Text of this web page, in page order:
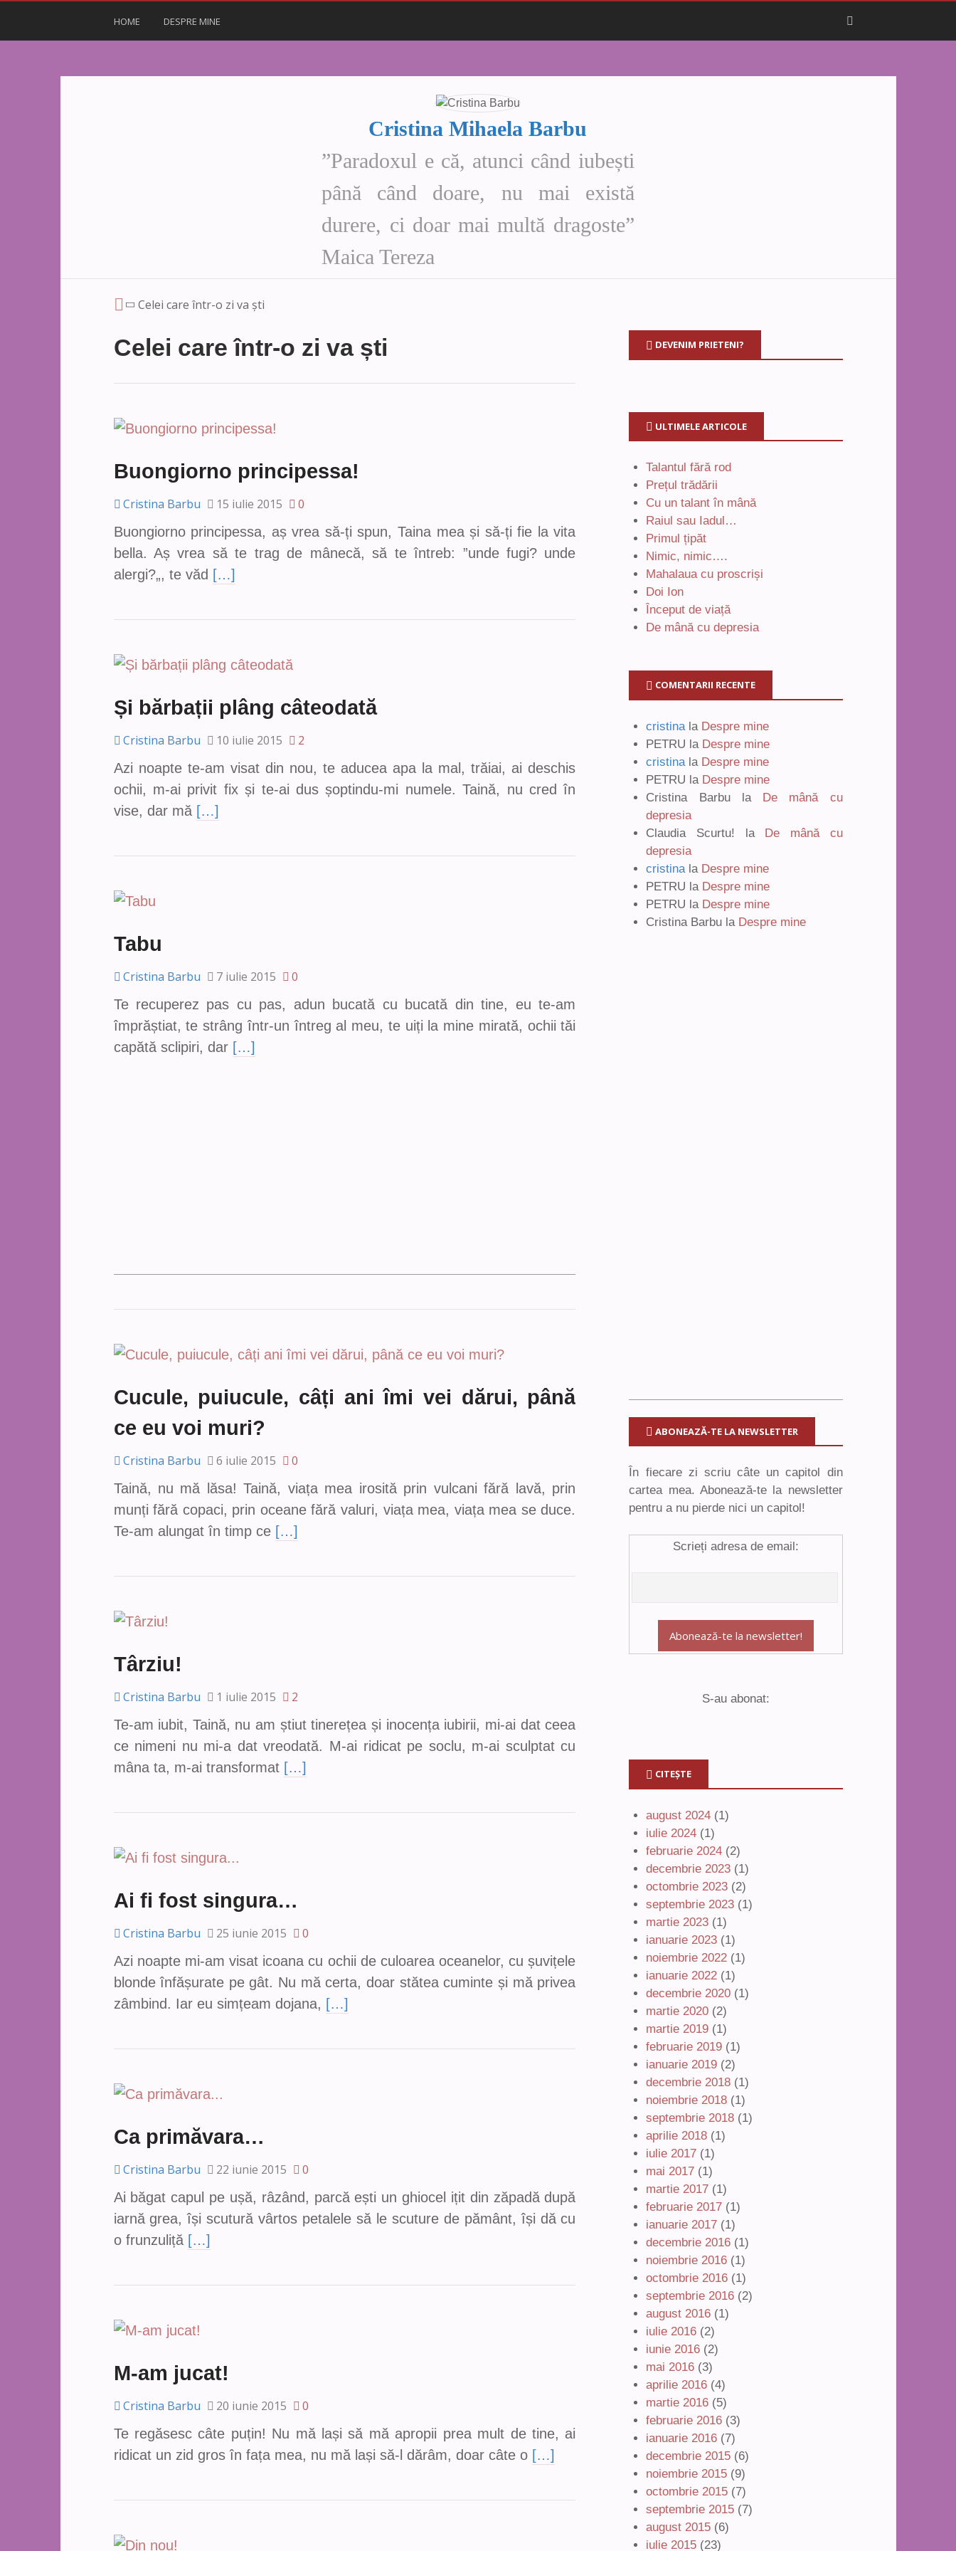
HOME DESPRE MINE
Cristina Mihaela Barbu
”Paradoxul e că, atunci când iubești
până când doare, nu mai există
durere, ci doar mai multă dragoste”
Maica Tereza
Celei care într-o zi va ști
Celei care într-o zi va ști
Buongiorno principessa!
Cristina Barbu 15 iulie 2015
0
Buongiorno principessa, aș vrea să-ți spun, Taina mea și să-ți fie la vita
bella. Aș vrea să te trag de mânecă, să te întreb: ”unde fugi? unde
alergi?„, te văd […]
Și bărbații plâng câteodată
Cristina Barbu 10 iulie 2015
2
Azi noapte te-am visat din nou, te aducea apa la mal, trăiai, ai deschis
ochii, m-ai privit fix și te-ai dus șoptindu-mi numele. Taină, nu cred în
vise, dar mă […]
Tabu
Cristina Barbu 7 iulie 2015
0
Te recuperez pas cu pas, adun bucată cu bucată din tine, eu te-am
împrăștiat, te strâng într-un întreg al meu, te uiți la mine mirată, ochii tăi
capătă sclipiri, dar […]
Cucule, puiucule, câți ani îmi vei dărui, până
ce eu voi muri?
Cristina Barbu 6 iulie 2015
0
Taină, nu mă lăsa! Taină, viața mea irosită prin vulcani fără lavă, prin
munți fără copaci, prin oceane fără valuri, viața mea, viața mea se duce.
Te-am alungat în timp ce […]
Târziu!
Cristina Barbu 1 iulie 2015
2
Te-am iubit, Taină, nu am știut tinerețea și inocența iubirii, mi-ai dat ceea
ce nimeni nu mi-a dat vreodată. M-ai ridicat pe soclu, m-ai sculptat cu
mâna ta, m-ai transformat […]
Ai fi fost singura…
Cristina Barbu 25 iunie 2015
0
Azi noapte mi-am visat icoana cu ochii de culoarea oceanelor, cu șuvițele
blonde înfășurate pe gât. Nu mă certa, doar stătea cuminte și mă privea
zâmbind. Iar eu simțeam dojana, […]
Ca primăvara…
Cristina Barbu 22 iunie 2015
0
Ai băgat capul pe ușă, râzând, parcă ești un ghiocel ițit din zăpadă după
iarnă grea, își scutură vârtos petalele să le scuture de pământ, își dă cu
o frunzuliță […]
M-am jucat!
Cristina Barbu 20 iunie 2015
0
Te regăsesc câte puțin! Nu mă lași să mă apropii prea mult de tine, ai
ridicat un zid gros în fața mea, nu mă lași să-l dărâm, doar câte o […]
DEVENIM PRIETENI?
ULTIMELE ARTICOLE
Talantul fără rod
Prețul trădării
Cu un talant în mână
Raiul sau Iadul…
Primul țipăt
Nimic, nimic….
Mahalaua cu proscriși
Doi Ion
Început de viață
De mână cu depresia
COMENTARII RECENTE
cristina la Despre mine
PETRU la Despre mine
cristina la Despre mine
PETRU la Despre mine
Cristina Barbula De mână cu
depresia
Claudia Scurtu! la De mână cu
depresia
cristina la Despre mine
PETRU la Despre mine
PETRU la Despre mine
Cristina Barbu la Despre mine
ABONEAZĂ-TE LA NEWSLETTER
În fiecare zi scriu câte un capitol din
cartea mea. Abonează-te la newsletter
pentru a nu pierde nici un capitol!
Scrieți adresa de email:
S-au abonat:
CITEȘTE
august 2024 (1)
iulie 2024 (1)
februarie 2024 (2)
decembrie 2023 (1)
octombrie 2023 (2)
septembrie 2023 (1)
martie 2023 (1)
ianuarie 2023 (1)
noiembrie 2022 (1)
ianuarie 2022 (1)
decembrie 2020 (1)
martie 2020 (2)
martie 2019 (1)
februarie 2019 (1)
ianuarie 2019 (2)
decembrie 2018 (1)
noiembrie 2018 (1)
septembrie 2018 (1)
aprilie 2018 (1)
iulie 2017 (1)
mai 2017 (1)
martie 2017 (1)
februarie 2017 (1)
ianuarie 2017 (1)
decembrie 2016 (1)
noiembrie 2016 (1)
octombrie 2016 (1)
septembrie 2016 (2)
august 2016 (1)
iulie 2016 (2)
iunie 2016 (2)
mai 2016 (3)
aprilie 2016 (4)
martie 2016 (5)
februarie 2016 (3)
ianuarie 2016 (7)
decembrie 2015 (6)
noiembrie 2015 (9)
octombrie 2015 (7)
septembrie 2015 (7)
august 2015 (6)
iulie 2015 (23)